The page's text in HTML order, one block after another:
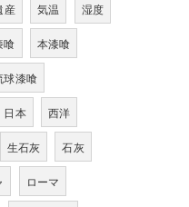
産 気温 湿度
喰 本漆喰
球漆喰
日本 西洋
生石灰 石灰
ローマ